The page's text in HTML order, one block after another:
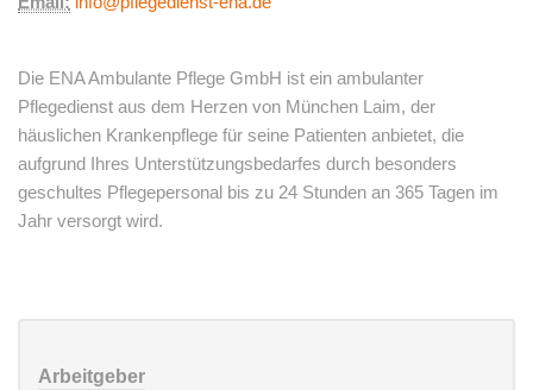
Die ENA Ambulante Pflege GmbH ist ein ambulanter
Pflegedienst aus dem Herzen von München Laim, der
häuslichen Krankenpflege für seine Patienten anbietet, die
aufgrund Ihres Unterstützungsbedarfes durch besonders
geschultes Pflegepersonal bis zu 24 Stunden an 365 Tagen im
Jahr versorgt wird.
Arbeitgeber